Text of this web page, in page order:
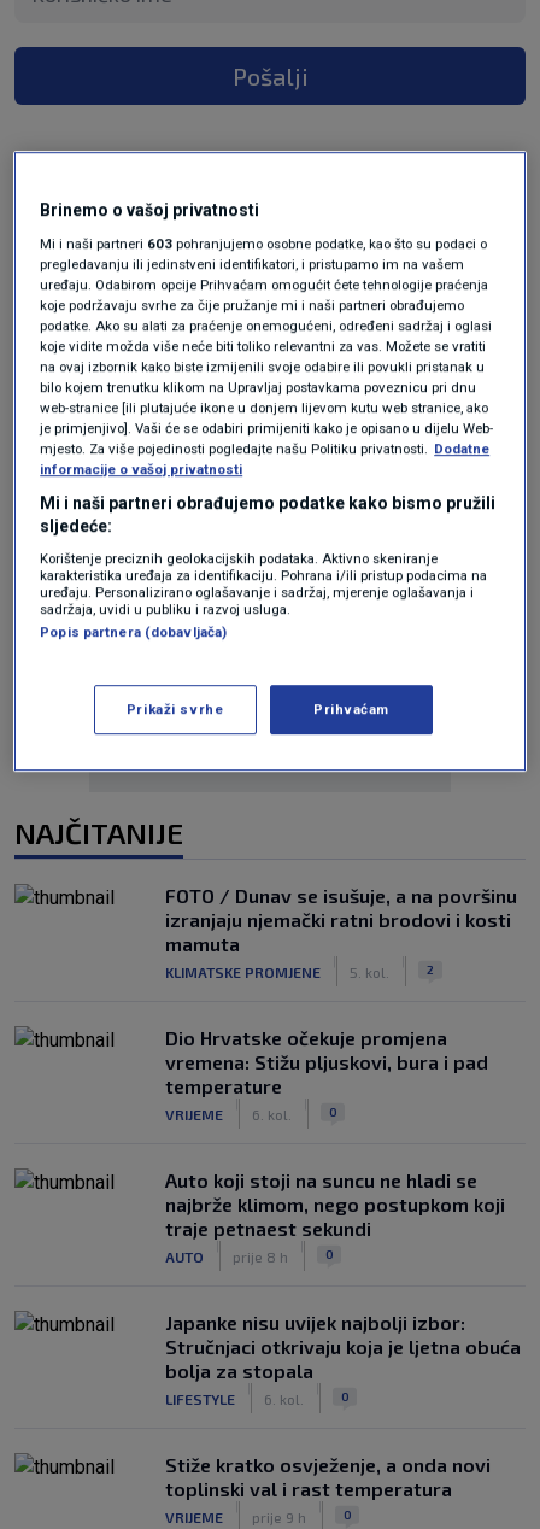
Pošalji
Oglas
NAJČITANIJE
FOTO / Dunav se isušuje, a na površinu
izranjaju njemački ratni brodovi i kosti
mamuta
KLIMATSKE PROMJENE 5. kol. 2
Dio Hrvatske očekuje promjena
vremena: Stižu pljuskovi, bura i pad
temperature
VRIJEME 6. kol. 0
Auto koji stoji na suncu ne hladi se
najbrže klimom, nego postupkom koji
traje petnaest sekundi
AUTO prije 8 h 0
Japanke nisu uvijek najbolji izbor:
Stručnjaci otkrivaju koja je ljetna obuća
bolja za stopala
LIFESTYLE 6. kol. 0
Stiže kratko osvježenje, a onda novi
toplinski val i rast temperatura
VRIJEME prije 9 h 0
Brinemo o vašoj privatnosti
Mi i naši partneri 603 pohranjujemo osobne podatke, kao što su podaci o
pregledavanju ili jedinstveni identifikatori, i pristupamo im na vašem
uređaju. Odabirom opcije Prihvaćam omogućit ćete tehnologije praćenja
koje podržavaju svrhe za čije pružanje mi i naši partneri obrađujemo
podatke. Ako su alati za praćenje onemogućeni, određeni sadržaj i oglasi
koje vidite možda više neće biti toliko relevantni za vas. Možete se vratiti
na ovaj izbornik kako biste izmijenili svoje odabire ili povukli pristanak u
bilo kojem trenutku klikom na Upravljaj postavkama poveznicu pri dnu
web-stranice [ili plutajuće ikone u donjem lijevom kutu web stranice, ako
je primjenjivo]. Vaši će se odabiri primijeniti kako je opisano u dijelu Web-
mjesto. Za više pojedinosti pogledajte našu Politiku privatnosti. Dodatne
informacije o vašoj privatnosti
Mi i naši partneri obrađujemo podatke kako bismo pružili
sljedeće:
Korištenje preciznih geolokacijskih podataka. Aktivno skeniranje
karakteristika uređaja za identifikaciju. Pohrana i/ili pristup podacima na
uređaju. Personalizirano oglašavanje i sadržaj, mjerenje oglašavanja i
sadržaja, uvidi u publiku i razvoj usluga.
Popis partnera (dobavljača)
Prikaži svrhe Prihvaćam